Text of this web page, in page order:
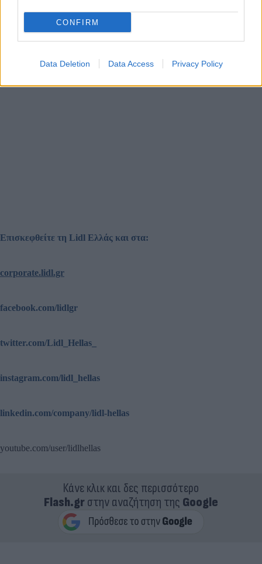
CONFIRM
Data Deletion Data Access Privacy Policy
Επισκεφθείτε τη Lidl Ελλάς και στα:
corporate.lidl.gr
facebook.com/lidlgr
twitter.com/Lidl_Hellas_
instagram.com/lidl_hellas
linkedin.com/company/lidl-hellas
youtube.com/user/lidlhellas
Κάνε κλικ και δες περισσότερο
Flash.grστην αναζήτηση της Google